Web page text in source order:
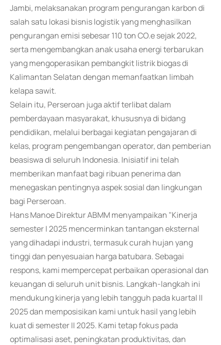
Jambi, melaksanakan program pengurangan karbon di
salah satu lokasi bisnis logistik yang menghasilkan
pengurangan emisi sebesar 110 ton CO.e sejak 2022,
serta mengembangkan anak usaha energi terbarukan
yang mengoperasikan pembangkit listrik biogas di
Kalimantan Selatan dengan memanfaatkan limbah
kelapa sawit.
Selain itu, Perseroan juga aktif terlibat dalam
pemberdayaan masyarakat, khususnya di bidang
pendidikan, melalui berbagai kegiatan pengajaran di
kelas, program pengembangan operator, dan pemberian
beasiswa di seluruh Indonesia. Inisiatif ini telah
memberikan manfaat bagi ribuan penerima dan
menegaskan pentingnya aspek sosial dan lingkungan
bagi Perseroan.
Hans Manoe Direktur ABMM menyampaikan "Kinerja
semester I 2025 mencerminkan tantangan eksternal
yang dihadapi industri, termasuk curah hujan yang
tinggi dan penyesuaian harga batubara. Sebagai
respons, kami mempercepat perbaikan operasional dan
keuangan di seluruh unit bisnis. Langkah-langkah ini
mendukung kinerja yang lebih tangguh pada kuartal II
2025 dan memposisikan kami untuk hasil yang lebih
kuat di semester II 2025. Kami tetap fokus pada
optimalisasi aset, peningkatan produktivitas, dan